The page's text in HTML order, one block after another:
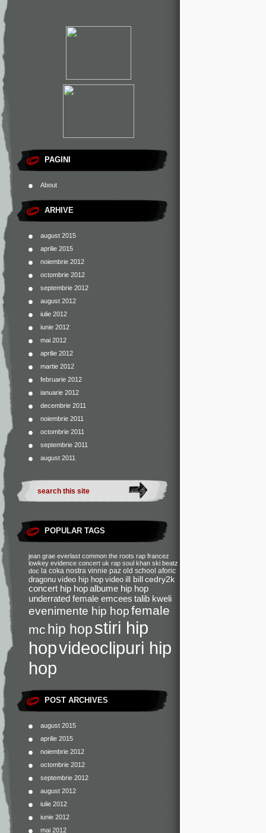
PAGINI
About
ARHIVE
august 2015
aprilie 2015
noiembrie 2012
octombrie 2012
septembrie 2012
august 2012
iulie 2012
iunie 2012
mai 2012
aprilie 2012
martie 2012
februarie 2012
ianuarie 2012
decembrie 2011
noiembrie 2011
octombrie 2011
septembrie 2011
august 2011
POPULAR TAGS
jean grae everlast common the roots rap francez
lowkey evidence concert uk rap soul khan ski beatz
doc la coka nostra vinnie paz old school aforic
dragonu video hip hop video ill bill cedry2k
concert hip hopalbume hip hop
underrated female emcees talib kweli
evenimente hip hopfemale
mc hip hopstiri hip
hopvideoclipuri hip
hop
POST ARCHIVES
august 2015
aprilie 2015
noiembrie 2012
octombrie 2012
septembrie 2012
august 2012
iulie 2012
iunie 2012
mai 2012